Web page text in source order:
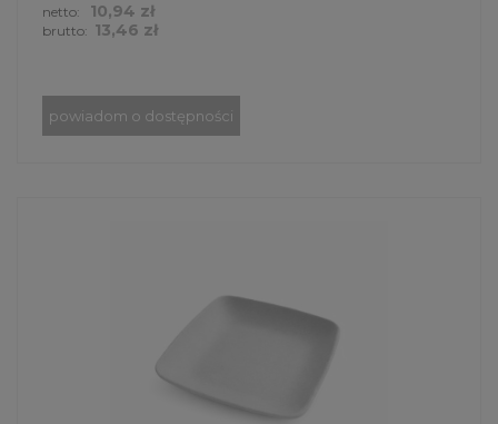
brutto: 13,46 zł
netto: 10,94 zł
powiadom o dostępności